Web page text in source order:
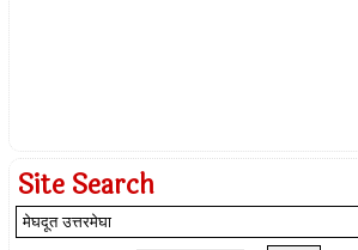
Site Search